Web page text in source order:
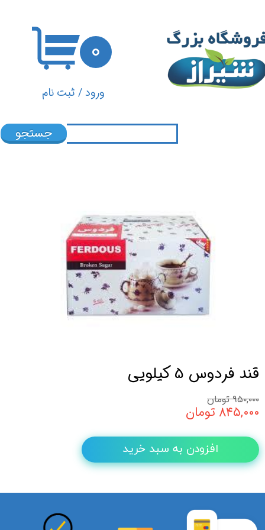
ورود/ ثبت نام
تغییر گذر واژه
سفارشات
۰
جستجو
قند فردوس 5 کیلویی
۹۵۰,۰۰۰ تومان
۸۴۵,۰۰۰ تومان
افزودن به سبد خرید